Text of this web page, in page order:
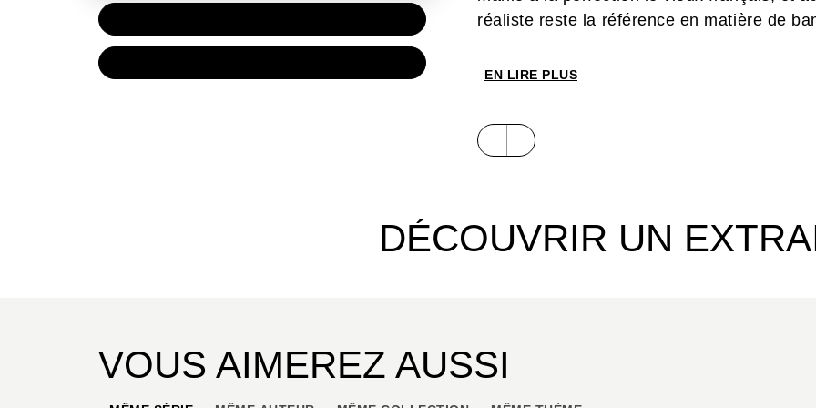
réaliste reste la référence en matière de
EN LIRE PLUS
DÉCOUVRIR UN
VOUS AIMEREZ AUSSI